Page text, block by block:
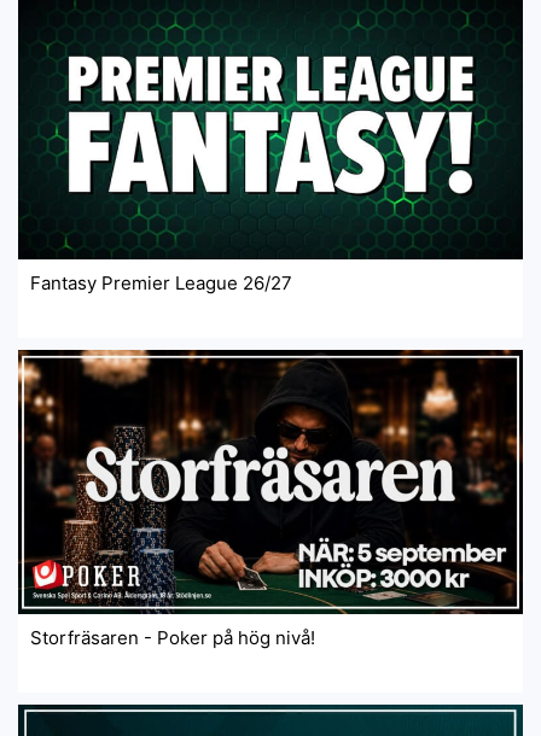
Fantasy Premier League 26/27
Storfräsaren - Poker på hög nivå!